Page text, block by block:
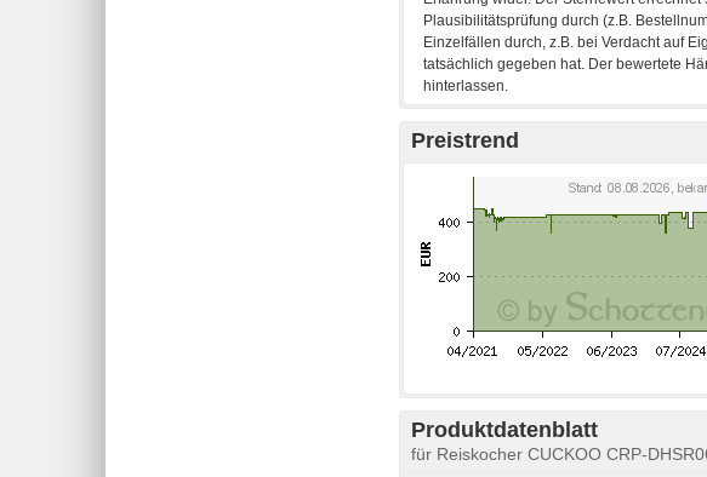
Preistrend
Produktdatenblatt
für Reiskocher CUCKOO CRP-